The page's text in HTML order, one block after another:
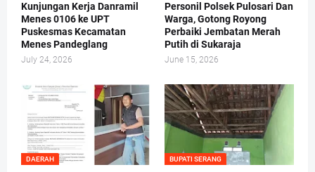
Kunjungan Kerja Danramil
Menes 0106 ke UPT
Puskesmas Kecamatan
Menes Pandeglang
July 24, 2026
Personil Polsek Pulosari Dan
Warga, Gotong Royong
Perbaiki Jembatan Merah
Putih di Sukaraja
June 15, 2026
DAERAH BUPATI SERANG